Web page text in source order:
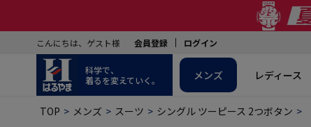
こんにちは、ゲスト様 会員登録 ログイン
科学で、
着るを変えていく。
メンズ レディース
TOP メンズ スーツ シングル ツーピース 2つボタン